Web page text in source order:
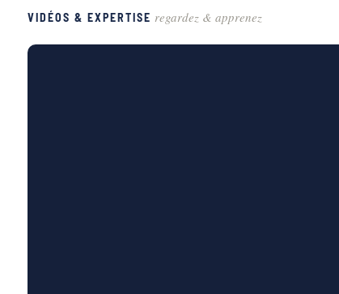
VIDÉOS & EXPERTISE regardez & apprenez